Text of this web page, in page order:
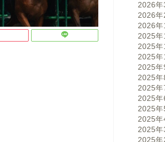
2026年
2026年
2026年
2025年
2025年
2025年
2025年
2025年
2025年
2025年
2025年
2025年
2025年
2025年